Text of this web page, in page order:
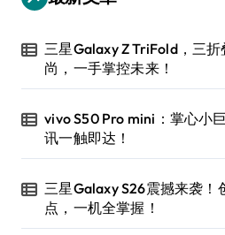
三星Galaxy Z TriFold，三
尚，一手掌控未来！
vivo S50 Pro mini：掌心小
讯一触即达！
三星Galaxy S26震撼来袭！
点，一机全掌握！